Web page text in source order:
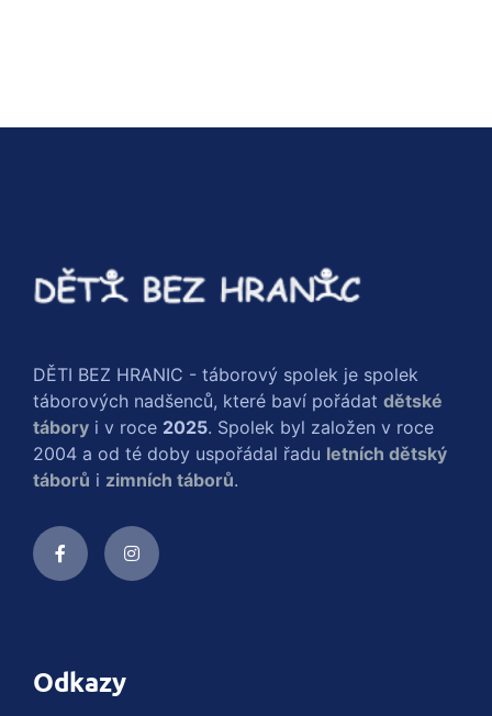
DĚTI BEZ HRANIC - táborový spolek je spolek
táborových nadšenců, které baví pořádat dětské
tábory i v roce 2025. Spolek byl založen v roce
2004 a od té doby uspořádal řadu letních dětský
táborů i zimních táborů.
Odkazy